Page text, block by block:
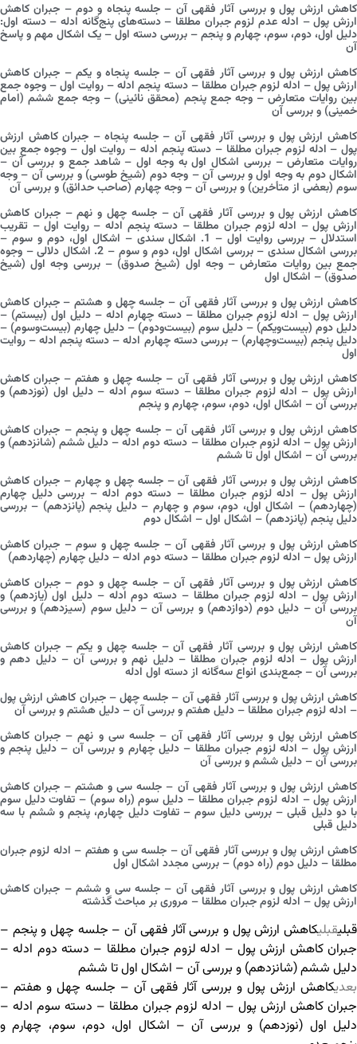
کاهش ارزش پول و بررسی آثار فقهی آن – جلسه پنجاه و دوم – جبران کاهش
ارزش پول – ادله عدم لزوم جبران مطلقا – دسته‌های پنج‌گانه ادله – دسته اول:
دلیل اول، دوم، سوم، چهارم و پنجم – بررسی دسته اول – یک اشکال مهم و پاسخ
آن
کاهش ارزش پول و بررسی آثار فقهی آن – جلسه پنجاه و یکم – جبران کاهش
ارزش پول – ادله لزوم جبران مطلقا – دسته پنجم ادله – روایت اول – وجوه جمع
بین روایات متعارض – وجه جمع پنجم (محقق نائینی) – وجه جمع ششم (امام
خمینی) و بررسی آن
کاهش ارزش پول و بررسی آثار فقهی آن – جلسه پنجاه – جبران کاهش ارزش
پول – ادله لزوم جبران مطلقا – دسته پنجم ادله – روایت اول – وجوه جمع بین
روایات متعارض – بررسی اشکال اول به وجه اول – شاهد جمع و بررسی آن –
اشکال دوم به وجه اول و بررسی آن – وجه دوم (شیخ طوسی) و بررسی آن – وجه
سوم (بعضی از متأخرین) و بررسی آن – وجه چهارم (صاحب حدائق) و بررسی آن
کاهش ارزش پول و بررسی آثار فقهی آن – جلسه چهل و نهم – جبران کاهش
ارزش پول – ادله لزوم جبران مطلقا – دسته پنجم ادله – روایت اول – تقریب
استدلال – بررسی روایت اول – 1. اشکال سندی – اشکال اول، دوم و سوم –
بررسی اشکال سندی – بررسی اشکال اول، دوم و سوم – 2. اشکال دلالی – وجوه
جمع بین روایات متعارض – وجه اول (شیخ صدوق) – بررسی وجه اول (شیخ
صدوق) – اشکال اول
کاهش ارزش پول و بررسی آثار فقهی آن – جلسه چهل و هشتم – جبران کاهش
ارزش پول – ادله لزوم جبران مطلقا – دسته چهارم ادله – دلیل اول (بیستم) –
دلیل دوم (بیست‌ویکم) – دلیل سوم (بیست‌ودوم) – دلیل چهارم (بیست‌وسوم) –
دلیل پنجم (بیست‌وچهارم) – بررسی دسته چهارم ادله – دسته پنجم ادله – روایت
اول
کاهش ارزش پول و بررسی آثار فقهی آن – جلسه چهل و هفتم – جبران کاهش
ارزش پول – ادله لزوم جبران مطلقا – دسته سوم ادله – دلیل اول (نوزدهم) و
بررسی آن – اشکال اول، دوم، سوم، چهارم و پنجم
کاهش ارزش پول و بررسی آثار فقهی آن – جلسه چهل و پنجم – جبران کاهش
ارزش پول – ادله لزوم جبران مطلقا – دسته دوم ادله – دلیل ششم (شانزدهم) و
بررسی آن – اشکال اول تا ششم
کاهش ارزش پول و بررسی آثار فقهی آن – جلسه چهل و چهارم – جبران کاهش
ارزش پول – ادله لزوم جبران مطلقا – دسته دوم ادله – بررسی دلیل چهارم
(چهاردهم) – اشکال اول، دوم، سوم و چهارم – دلیل پنجم (پانزدهم) – بررسی
دلیل پنجم (پانزدهم) – اشکال اول – اشکال دوم
کاهش ارزش پول و بررسی آثار فقهی آن – جلسه چهل و سوم – جبران کاهش
ارزش پول – ادله لزوم جبران مطلقا – دسته دوم ادله – دلیل چهارم (چهاردهم)
کاهش ارزش پول و بررسی آثار فقهی آن – جلسه چهل و دوم – جبران کاهش
ارزش پول – ادله لزوم جبران مطلقا – دسته دوم ادله – دلیل اول (یازدهم) و
بررسی آن – دلیل دوم (دوازدهم) و بررسی آن – دلیل سوم (سیزدهم) و بررسی
آن
کاهش ارزش پول و بررسی آثار فقهی آن – جلسه چهل و یکم – جبران کاهش
ارزش پول – ادله لزوم جبران مطلقا – دلیل نهم و بررسی آن – دلیل دهم و
بررسی آن – جمع‌بندی انواع سه‌گانه از دسته اول ادله
کاهش ارزش پول و بررسی آثار فقهی آن – جلسه چهل – جبران کاهش ارزش پول
– ادله لزوم جبران مطلقا – دلیل هفتم و بررسی آن – دلیل هشتم و بررسی آن
کاهش ارزش پول و بررسی آثار فقهی آن – جلسه سی و نهم – جبران کاهش
ارزش پول – ادله لزوم جبران مطلقا – دلیل چهارم و بررسی آن – دلیل پنجم و
بررسی آن – دلیل ششم و بررسی آن
کاهش ارزش پول و بررسی آثار فقهی آن – جلسه سی و هشتم – جبران کاهش
ارزش پول – ادله لزوم جبران مطلقا – دلیل سوم (راه سوم) – تفاوت دلیل سوم
با دو دلیل قبلی – بررسی دلیل سوم – تفاوت دلیل چهارم، پنجم و ششم با سه
دلیل قبلی
کاهش ارزش پول و بررسی آثار فقهی آن – جلسه سی و هفتم – ادله لزوم جبران
مطلقا – دلیل دوم (راه دوم) – بررسی مجدد اشکال اول
کاهش ارزش پول و بررسی آثار فقهی آن – جلسه سی و ششم – جبران کاهش
ارزش پول – ادله لزوم جبران مطلقا – مروری بر مباحث گذشته
قبلیقبلیکاهش ارزش پول و بررسی آثار فقهی آن – جلسه چهل و پنجم –
جبران کاهش ارزش پول – ادله لزوم جبران مطلقا – دسته دوم ادله –
دلیل ششم (شانزدهم) و بررسی آن – اشکال اول تا ششم
بعدیکاهش ارزش پول و بررسی آثار فقهی آن – جلسه چهل و هفتم –
جبران کاهش ارزش پول – ادله لزوم جبران مطلقا – دسته سوم ادله –
دلیل اول (نوزدهم) و بررسی آن – اشکال اول، دوم، سوم، چهارم و